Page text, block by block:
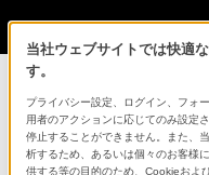
テレビ ブラビア
4K液晶テレビ
X75WLシリーズ
当社ウェブサイトでは快適
す。
プライバシー設定、ログイン、フォ
用者のアクションに応じてのみ設定
停止することができません。また、
析するため、あるいは個々のお客様
供する等の目的のため、Cookieおよ